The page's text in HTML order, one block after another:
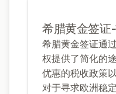
希腊黄金签证
希腊黄金签证通
权提供了简化的
优惠的税收政策
对于寻求欧洲稳